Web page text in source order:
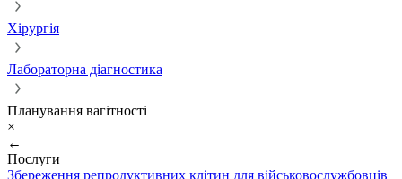
Хірургія
Лабораторна діагностика
Планування вагітності
×
←
Послуги
Збереження репродуктивних клітин для військовослужбовців